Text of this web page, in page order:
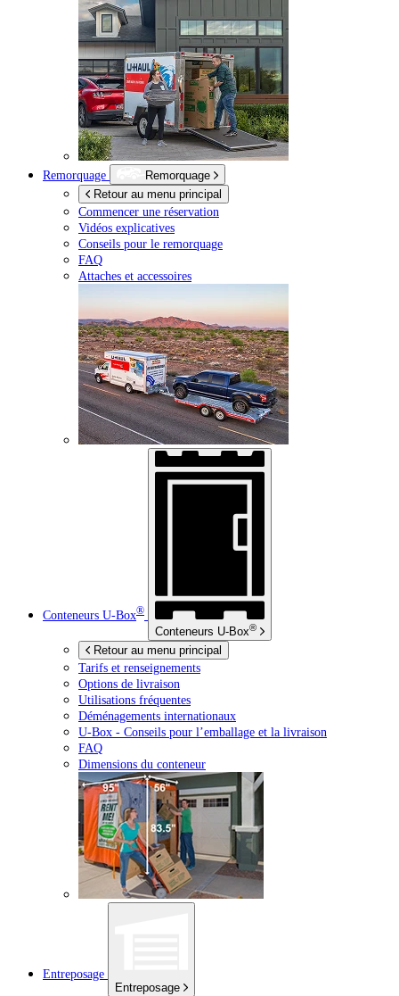
Remorquage
Remorquage
Retour au menu principal
Commencer une réservation
Vidéos explicatives
Conseils pour le remorquage
FAQ
Attaches et accessoires
Conteneurs U-Box®
Conteneurs U-Box®
Retour au menu principal
Tarifs et renseignements
Options de livraison
Utilisations fréquentes
Déménagements internationaux
U-Box - Conseils pour l’emballage et la livraison
FAQ
Dimensions du conteneur
Entreposage
Entreposage